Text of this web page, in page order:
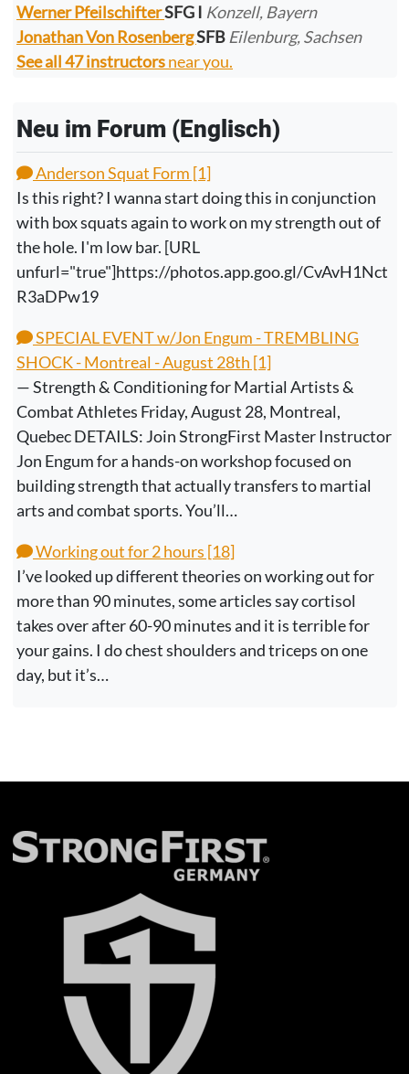
Werner PfeilschifterSFG I Konzell, Bayern
Jonathan Von RosenbergSFB Eilenburg, Sachsen
See all 47 instructorsnear you.
Neu im Forum (Englisch)
Anderson Squat Form [1]
Is this right? I wanna start doing this in conjunction
with box squats again to work on my strength out of
the hole. I'm low bar. [URL
unfurl="true"]https://photos.app.goo.gl/CvAvH1Nct
R3aDPw19
SPECIAL EVENT w/Jon Engum - TREMBLING
SHOCK - Montreal - August 28th [1]
— Strength & Conditioning for Martial Artists &
Combat Athletes Friday, August 28, Montreal,
Quebec DETAILS: Join StrongFirst Master Instructor
Jon Engum for a hands-on workshop focused on
building strength that actually transfers to martial
arts and combat sports. You’ll…
Working out for 2 hours [18]
I’ve looked up different theories on working out for
more than 90 minutes, some articles say cortisol
takes over after 60-90 minutes and it is terrible for
your gains. I do chest shoulders and triceps on one
day, but it’s…